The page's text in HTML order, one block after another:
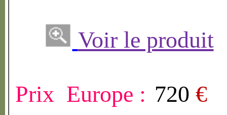
Voir le produit
Prix Europe : 720 €